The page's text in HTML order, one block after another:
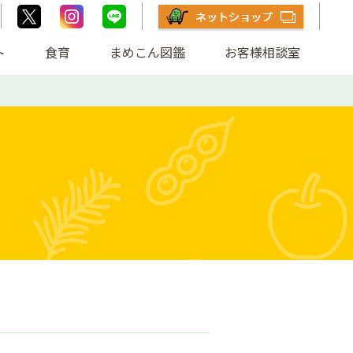
食育 まめこん図鑑 お客様相談室